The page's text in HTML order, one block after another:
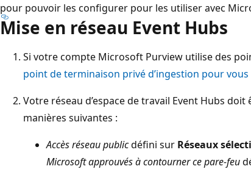
pour pouvoir les configurer pour les utiliser avec
Mise en réseau Event Hubs
Si votre compte Microsoft Purview utilise des
point de terminaison privé d’ingestion pour
Votre réseau d’espace de travail Event Hubs
manières suivantes :
Accès réseau publicdéfini sur Réseaux
Microsoft approuvés à contourner ce pare-feu